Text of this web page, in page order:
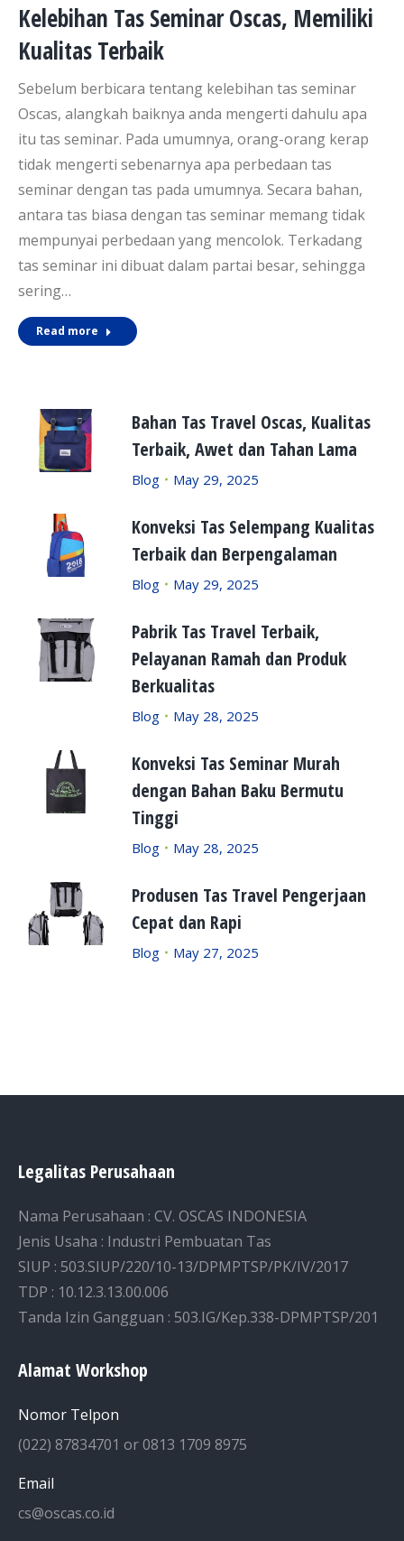
Kelebihan Tas Seminar Oscas, Memiliki
Kualitas Terbaik
Sebelum berbicara tentang kelebihan tas seminar
Oscas, alangkah baiknya anda mengerti dahulu apa
itu tas seminar. Pada umumnya, orang-orang kerap
tidak mengerti sebenarnya apa perbedaan tas
seminar dengan tas pada umumnya. Secara bahan,
antara tas biasa dengan tas seminar memang tidak
mempunyai perbedaan yang mencolok. Terkadang
tas seminar ini dibuat dalam partai besar, sehingga
sering…
Read more
Bahan Tas Travel Oscas, Kualitas
Terbaik, Awet dan Tahan Lama
Blog May 29, 2025
Konveksi Tas Selempang Kualitas
Terbaik dan Berpengalaman
Blog May 29, 2025
Pabrik Tas Travel Terbaik,
Pelayanan Ramah dan Produk
Berkualitas
Blog May 28, 2025
Konveksi Tas Seminar Murah
dengan Bahan Baku Bermutu
Tinggi
Blog May 28, 2025
Produsen Tas Travel Pengerjaan
Cepat dan Rapi
Blog May 27, 2025
Legalitas Perusahaan
Nama Perusahaan : CV. OSCAS INDONESIA
Jenis Usaha : Industri Pembuatan Tas
SIUP : 503.SIUP/220/10-13/DPMPTSP/PK/IV/2017
TDP : 10.12.3.13.00.006
Tanda Izin Gangguan : 503.IG/Kep.338-DPMPTSP/201
Alamat Workshop
Nomor Telpon
(022) 87834701 or 0813 1709 8975
Email
cs@oscas.co.id